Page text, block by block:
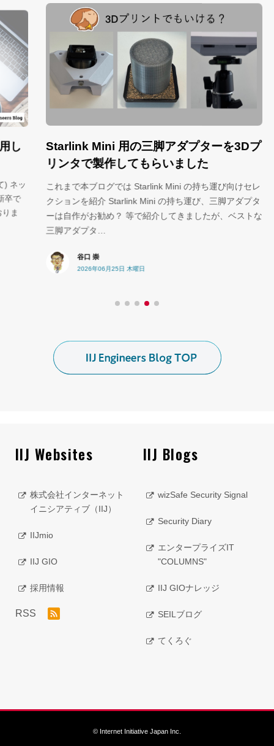
Starlink Mini 用の三脚アダプターを3Dプ
リンタで製作してもらいました
これまで本ブログでは Starlink Mini の持ち運び向けセレ
クションを紹介 Starlink Mini の持ち運び、三脚アダプタ
ーは自作がお勧め？ 等で紹介してきましたが、ベストな
三脚アダプタ…
谷口 崇
2026年06月25日 木曜日
IIJ Websites
株式会社インターネット
イニシアティブ（IIJ）
IIJmio
IIJ GIO
採用情報
RSS
IIJ Blogs
wizSafe Security Signal
Security Diary
エンタープライズIT
"COLUMNS"
IIJ GIOナレッジ
SEILブログ
てくろぐ
© Internet Initiative Japan Inc.